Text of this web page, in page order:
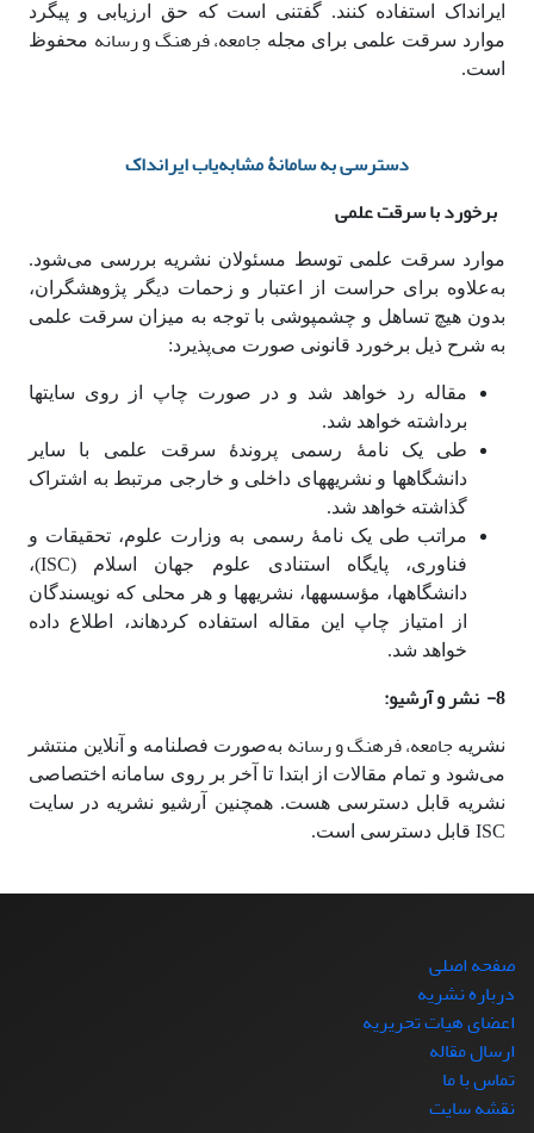
ایرانداک استفاده کنند. گفتنی است که حق ارزیابی و پیگرد
موارد سرقت علمی برای مجله جامعه، فرهنگ و رسانه محفوظ
است.
دسترسی به سامانۀ مشابه‌یاب ایرانداک
برخورد با سرقت علمی
موارد سرقت علمی توسط مسئولان نشریه بررسی می‌شود.
به‌علاوه برای حراست از اعتبار و زحمات دیگر پژوهشگران،
بدون هیچ تساهل و چشم‎پوشی با توجه به میزان سرقت علمی
به شرح ذیل برخورد قانونی صورت می‌پذیرد:
مقاله رد خواهد شد و در صورت چاپ از روی سایت‎ها
برداشته خواهد شد.
طی یک نامۀ رسمی پروندۀ سرقت علمی با سایر
دانشگاه‎ها و نشریه‎های داخلی و خارجی مرتبط به اشتراک
گذاشته خواهد شد.
مراتب طی یک نامۀ رسمی به وزارت علوم، تحقیقات و
فناوری، پایگاه استنادی علوم جهان اسلام (ISC)،
دانشگاه‎ها، مؤسسه‎ها، نشریه‎ها و هر محلی که نویسندگان
از امتیاز چاپ این مقاله استفاده کرده‎اند، اطلاع داده
خواهد شد.
8- نشر و آرشیو:
نشریه جامعه، فرهنگ و رسانه به‌صورت فصلنامه و آنلاین منتشر
می‌شود و تمام مقالات از ابتدا تا آخر بر روی سامانه اختصاصی
نشریه قابل دسترسی هست. همچنین آرشیو نشریه در سایت
ISC قابل دسترسی است.
صفحه اصلی
درباره نشریه
اعضای هیات تحریریه
ارسال مقاله
تماس با ما
نقشه سایت